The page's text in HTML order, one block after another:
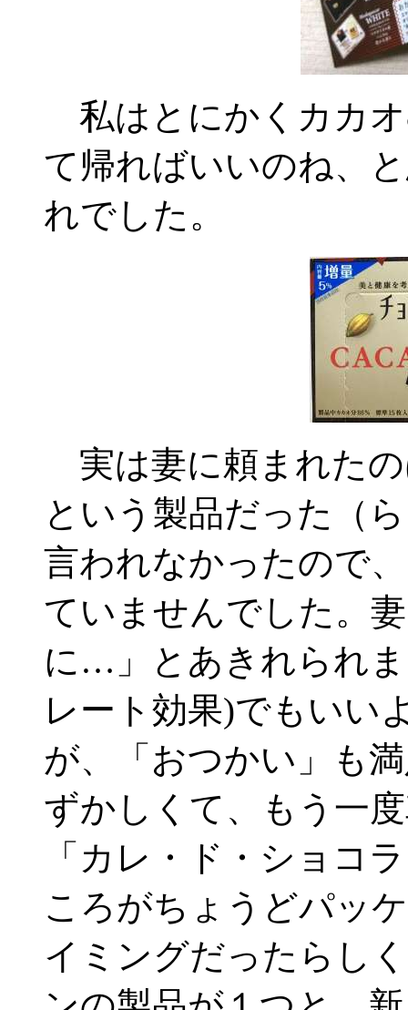
私はとにかくカカオ
て帰ればいいのね、
れでした。
実は妻に頼まれた
という製品だった（
言われなかったので
ていませんでした。
に…」とあきれられ
レート効果)でもいい
が、「おつかい」も
ずかしくて、もう一
「カレ・ド・ショコ
ころがちょうどパッ
イミングだったらし